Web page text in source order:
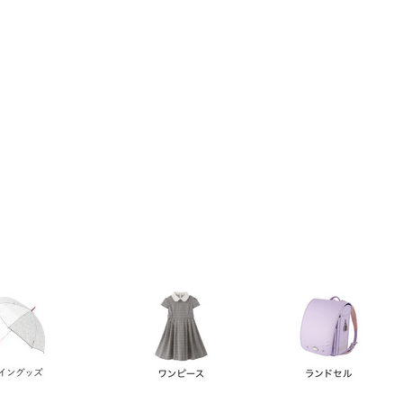
順 価格が高い順 優先度順 レビュー順